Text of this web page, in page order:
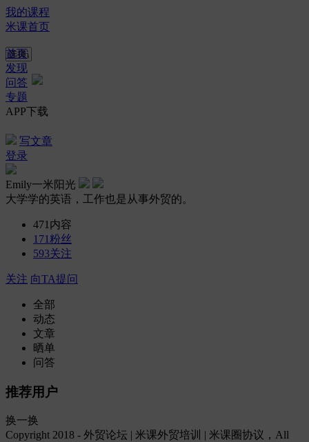
我的课程
米课首页
首页
发现
问答
专题
APP下载
写文章
登录
Emily一米阳光
大学学的英语，工作也是从事外贸的。
471 内容
171 粉丝
593关注
关注 向TA提问
全部
动态
文章
晒单
问答
推荐用户
换一换
Copyright 2018 - 外贸论坛 | 米课外贸培训 | 米课圈协议，All